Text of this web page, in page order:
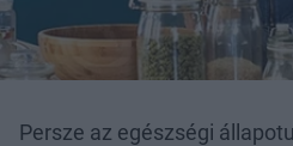
Persze az egészségi